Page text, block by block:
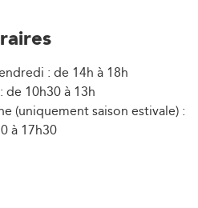
: de 14h à 18h
de 10h30 à 13h
(uniquement saison estivale) :
à 17h30